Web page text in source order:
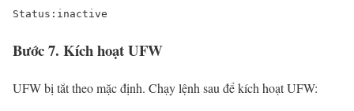
Status:inactive
Bước 7. Kích hoạt UFW
UFW bị tắt theo mặc định. Chạy lệnh sau để kích hoạt UFW: